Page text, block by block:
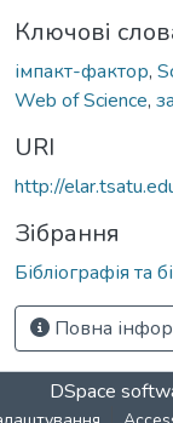
Ключові
імпакт-фактор,
Web of Science,
URI
http://
Зібрання
Бібліографія та
Повна
DSpace